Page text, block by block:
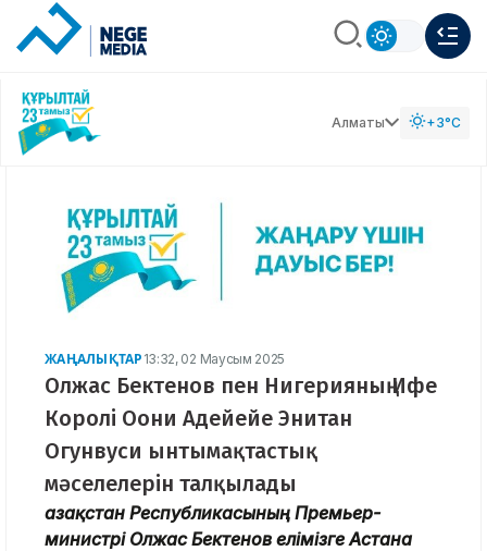
Алматы +3°C
ЖАҢАЛЫҚТАР 13:32, 02 Маусым 2025
Олжас Бектенов пен Нигерияның Ифе
Королі Оони Адейейе Энитан
Огунвуси ынтымақтастық
мәселелерін талқылады
Қазақстан Республикасының Премьер-
министрі Олжас Бектенов елімізге Астана